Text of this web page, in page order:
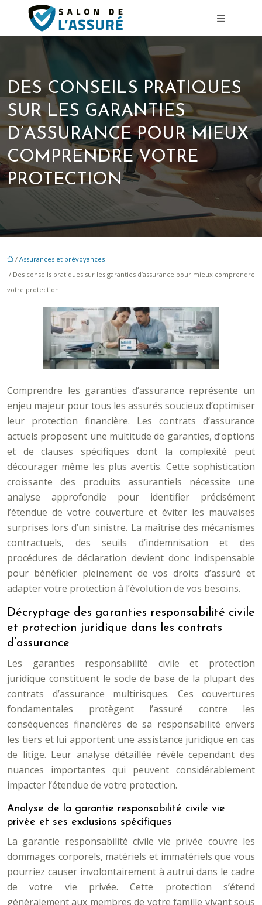
DES CONSEILS PRATIQUES
SUR LES GARANTIES
D’ASSURANCE POUR MIEUX
COMPRENDRE VOTRE
PROTECTION
/ Assurances et prévoyances
/ Des conseils pratiques sur les garanties d’assurance pour mieux comprendre
votre protection
Comprendre les garanties d’assurance représente un
enjeu majeur pour tous les assurés soucieux d’optimiser
leur protection financière. Les contrats d’assurance
actuels proposent une multitude de garanties, d’options
et de clauses spécifiques dont la complexité peut
décourager même les plus avertis. Cette sophistication
croissante des produits assurantiels nécessite une
analyse approfondie pour identifier précisément
l’étendue de votre couverture et éviter les mauvaises
surprises lors d’un sinistre. La maîtrise des mécanismes
contractuels, des seuils d’indemnisation et des
procédures de déclaration devient donc indispensable
pour bénéficier pleinement de vos droits d’assuré et
adapter votre protection à l’évolution de vos besoins.
Décryptage des garanties responsabilité civile
et protection juridique dans les contrats
d’assurance
Les garanties responsabilité civile et protection
juridique constituent le socle de base de la plupart des
contrats d’assurance multirisques. Ces couvertures
fondamentales protègent l’assuré contre les
conséquences financières de sa responsabilité envers
les tiers et lui apportent une assistance juridique en cas
de litige. Leur analyse détaillée révèle cependant des
nuances importantes qui peuvent considérablement
impacter l’étendue de votre protection.
Analyse de la garantie responsabilité civile vie
privée et ses exclusions spécifiques
La garantie responsabilité civile vie privée couvre les
dommages corporels, matériels et immatériels que vous
pourriez causer involontairement à autrui dans le cadre
de votre vie privée. Cette protection s’étend
généralement aux membres de votre famille vivant sous